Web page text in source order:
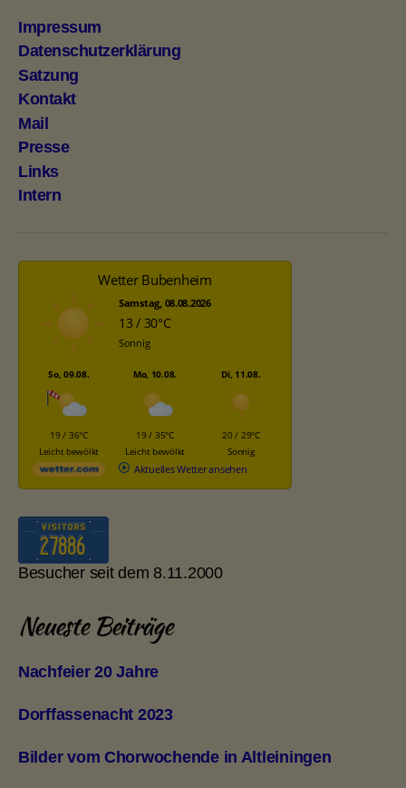
Impressum
Datenschutzerklärung
Satzung
Kontakt
Mail
Presse
Links
Intern
Wetter Bubenheim
Samstag, 08.08.2026
13 / 30°C
Sonnig
So, 09.08.
19 / 36°C
Leicht bewölkt
Mo, 10.08.
19 / 35°C
Leicht bewölkt
Di, 11.08.
20 / 29°C
Sonnig
Aktuelles Wetter ansehen
Besucher seit dem 8.11.2000
Neueste Beiträge
Nachfeier 20 Jahre
Dorffassenacht 2023
Bilder vom Chorwochende in Altleiningen